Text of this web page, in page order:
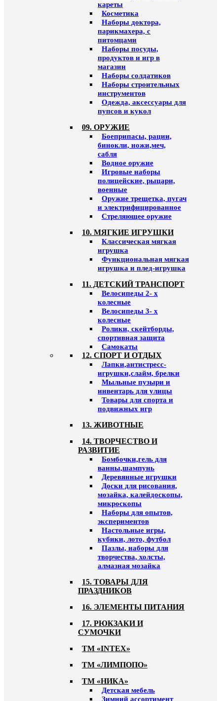
кареты
Косметика
Наборы доктора,
парикмахера, с
питомцами
Наборы посуды,
продуктов и игр в
магазин
Наборы солдатиков
Наборы строительных
инструментов
Одежда, аксессуары для
пупсов и кукол
09. ОРУЖИЕ
Боеприпасы, рации,
бинокли, ножи,меч,
сабля
Водное оружие
Игровые наборы
полицейские, рыцари,
военные
Оружие трещетка, пугач
и электрифицированное
Стреляющее оружие
10. МЯГКИЕ ИГРУШКИ
Классическая мягкая
игрушка
Функциональная мягкая
игрушка и плед-игрушка
11. ДЕТСКИЙ ТРАНСПОРТ
Велосипеды 2- х
колесные
Велосипеды 3- х
колесные
Ролики, скейтборды,
спортивная защита
Самокаты
12. СПОРТ И ОТДЫХ
Лапки,антистресс-
игрушки,слайм, брелки
Мыльные пузыри и
инвентарь для улицы
Товары для спорта и
подвижных игр
13. ЖИВОТНЫЕ
14. ТВОРЧЕСТВО И
РАЗВИТИЕ
Бомбочки,гель для
ванны,шампунь
Деревянные игрушки
Доски для рисования,
мозайка, калейдоскопы,
микроскопы
Наборы для опытов,
экспериментов
Настольные игры,
кубики, лото, футбол
Пазлы, наборы для
творчества, холсты,
алмазная мозайка
15. ТОВАРЫ ДЛЯ
ПРАЗДНИКОВ
16. ЭЛЕМЕНТЫ ПИТАНИЯ
17. РЮКЗАКИ И
СУМОЧКИ
ТМ «INTEX»
ТМ «ЛИМПОПО»
ТМ «НИКА»
Детская мебель
Зимний ассортимент